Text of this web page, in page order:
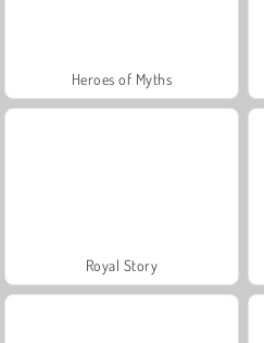
Heroes of Myths
Royal Story